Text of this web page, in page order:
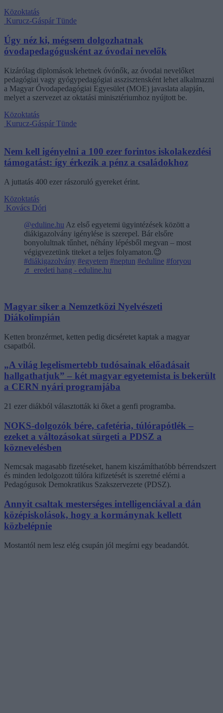
Közoktatás
Kurucz-Gáspár Tünde
Úgy néz ki, mégsem dolgozhatnak
óvodapedagógusként az óvodai nevelők
Kizárólag diplomások lehetnek óvónők, az óvodai nevelőket
pedagógiai vagy gyógypedagógiai asszisztensként lehet alkalmazni
a Magyar Óvodapedagógiai Egyesület (MOE) javaslata alapján,
melyet a szervezet az oktatási minisztériumhoz nyújtott be.
Közoktatás
Kurucz-Gáspár Tünde
Nem kell igényelni a 100 ezer forintos iskolakezdési
támogatást: így érkezik a pénz a családokhoz
A juttatás 400 ezer rászoruló gyereket érint.
Közoktatás
Kovács Dóri
@eduline.hu Az első egyetemi ügyintézések között a
diákigazolvány igénylése is szerepel. Bár elsőre
bonyolultnak tűnhet, néhány lépésből megvan – most
végigvezetünk titeket a teljes folyamaton.😉
#diákigazolvány #egyetem #neptun #eduline #foryou
♬ eredeti hang - eduline.hu
Magyar siker a Nemzetközi Nyelvészeti
Diákolimpián
Ketten bronzérmet, ketten pedig dicséretet kaptak a magyar
csapatból.
„A világ legelismertebb tudósainak előadásait
hallgathatjuk” – két magyar egyetemista is bekerült
a CERN nyári programjába
21 ezer diákból választották ki őket a genfi programba.
NOKS-dolgozók bére, cafetéria, túlórapótlék –
ezeket a változásokat sürgeti a PDSZ a
köznevelésben
Nemcsak magasabb fizetéseket, hanem kiszámíthatóbb bérrendszert
és minden ledolgozott túlóra kifizetését is szeretné elérni a
Pedagógusok Demokratikus Szakszervezete (PDSZ).
Annyit csaltak mesterséges intelligenciával a dán
középiskolások, hogy a kormánynak kellett
közbelépnie
Mostantól nem lesz elég csupán jól megírni egy beadandót.